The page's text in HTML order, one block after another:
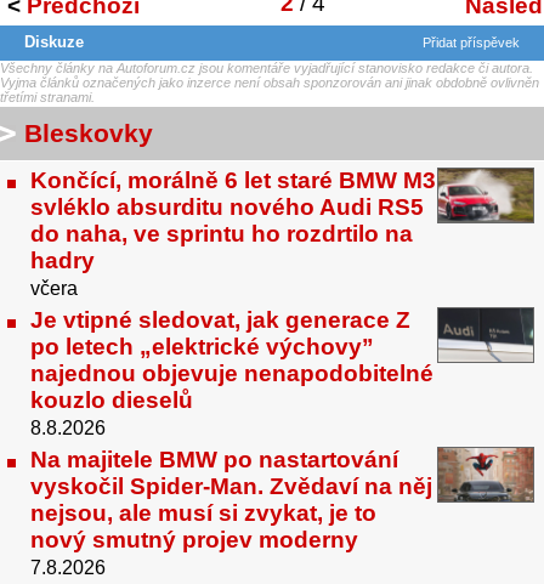
Diskuze
Přidat příspěvek
Všechny články na Autoforum.cz jsou komentáře vyjadřující stanovisko redakce či autora.
Vyjma článků označených jako inzerce není obsah sponzorován ani jinak obdobně ovlivněn
třetími stranami.
Bleskovky
Končící, morálně 6 let staré BMW M3
svléklo absurditu nového Audi RS5
do naha, ve sprintu ho rozdrtilo na
hadry
včera
Je vtipné sledovat, jak generace Z
po letech „elektrické výchovy”
najednou objevuje nenapodobitelné
kouzlo dieselů
8.8.2026
Na majitele BMW po nastartování
vyskočil Spider-Man. Zvědaví na něj
nejsou, ale musí si zvykat, je to
nový smutný projev moderny
7.8.2026